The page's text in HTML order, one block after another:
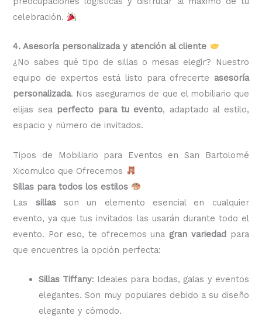
celebración.
4. Asesoría personalizada y atención al cliente
¿No sabes qué tipo de sillas o mesas elegir? Nuestro
equipo de expertos está listo para ofrecerte asesoría
personalizada. Nos aseguramos de que el mobiliario que
elijas sea perfecto para tu evento, adaptado al estilo,
espacio y número de invitados.
Tipos de Mobiliario para Eventos en San Bartolomé
Xicomulco que Ofrecemos
Sillas para todos los estilos
Las sillasson un elemento esencial en cualquier
evento, ya que tus invitados las usarán durante todo el
evento. Por eso, te ofrecemos una gran variedadpara
que encuentres la opción perfecta:
Sillas Tiffany: Ideales para bodas, galas y eventos
elegantes. Son muy populares debido a su diseño
elegante y cómodo.